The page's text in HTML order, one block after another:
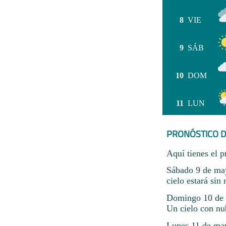
8 VIE
9 SÁB
10 DOM
11 LUN
PRONÓSTICO
Aquí tienes el
Sábado 9 de
cielo estará sin
Domingo 10 de
Un cielo con